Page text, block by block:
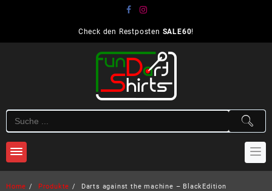
Check den Restposten SALE60!
Home Produkte Darts against the machine – BlackEdition